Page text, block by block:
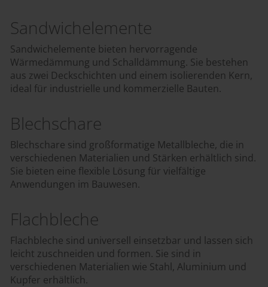
Sandwichelemente
Sandwichelemente bieten hervorragende
Wärmedämmung und Schalldämmung. Sie bestehen
aus zwei Deckschichten und einem isolierenden Kern,
ideal für industrielle und kommerzielle Bauten.
Blechschare
Blechschare sind großformatige Metallbleche, die in
verschiedenen Materialien und Stärken erhältlich sind.
Sie bieten eine flexible Lösung für vielfältige
Anwendungen im Bauwesen.
Flachbleche
Flachbleche sind universell einsetzbar und lassen sich
leicht zuschneiden und formen. Sie sind in
verschiedenen Materialien wie Stahl, Aluminium und
Kupfer erhältlich.